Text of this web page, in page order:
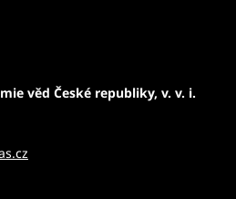
věd České republiky, v. v. i.